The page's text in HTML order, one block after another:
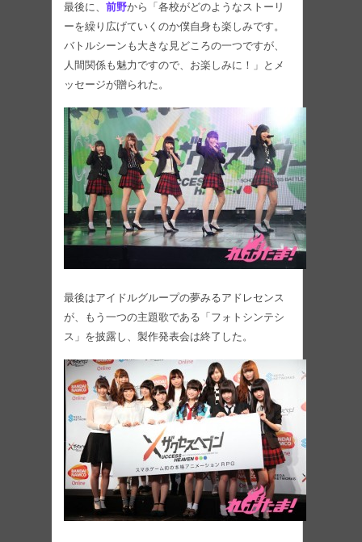
最後に、 前野から「各校がどのようなストーリ
ーを繰り広げていくのか僕自身も楽しみです。
バトルシーンも大きな見どころの一つですが、
人間関係も魅力ですので、お楽しみに！」とメ
ッセージが贈られた。
最後はアイドルグループの夢みるアドレセンス
が、もう一つの主題歌である「フォトシンテシ
ス」を披露し、製作発表会は終了した。